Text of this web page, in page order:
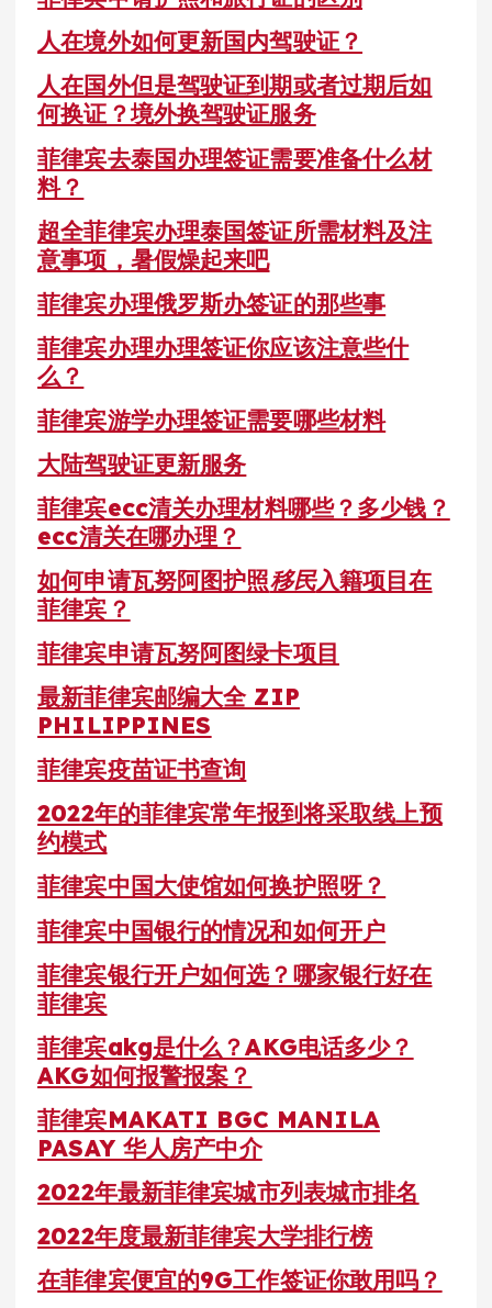
人在境外如何更新国内驾驶证？
人在国外但是驾驶证到期或者过期后如
何换证？境外换驾驶证服务
菲律宾去泰国办理签证需要准备什么材
料？
超全菲律宾办理泰国签证所需材料及注
意事项，暑假燥起来吧
菲律宾办理俄罗斯办签证的那些事
菲律宾办理办理签证你应该注意些什
么？
菲律宾游学办理签证需要哪些材料
大陆驾驶证更新服务
菲律宾ecc清关办理材料哪些？多少钱？
ecc清关在哪办理？
如何申请瓦努阿图护照移民入籍项目在
菲律宾？
菲律宾申请瓦努阿图绿卡项目
最新菲律宾邮编大全 ZIP
PHILIPPINES
菲律宾疫苗证书查询
2022年的菲律宾常年报到将采取线上预
约模式
菲律宾中国大使馆如何换护照呀？
菲律宾中国银行的情况和如何开户
菲律宾银行开户如何选？哪家银行好在
菲律宾
菲律宾akg是什么？AKG电话多少？
AKG如何报警报案？
菲律宾MAKATI BGC MANILA
PASAY 华人房产中介
2022年最新菲律宾城市列表城市排名
2022年度最新菲律宾大学排行榜
在菲律宾便宜的9G工作签证你敢用吗？